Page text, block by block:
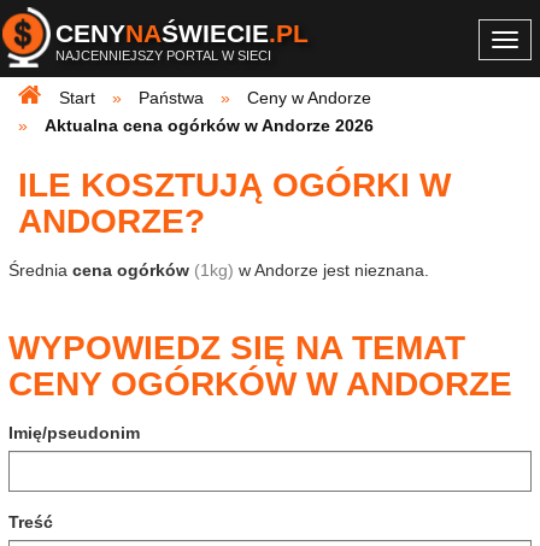
CENYNAŚWIECIE.PL
NAJCENNIEJSZY PORTAL W SIECI
Start
Państwa
Ceny w Andorze
Aktualna cena ogórków w Andorze 2026
ILE KOSZTUJĄ OGÓRKI W
ANDORZE?
Średnia cena ogórków (1kg) w Andorze jest nieznana.
WYPOWIEDZ SIĘ NA TEMAT
CENY OGÓRKÓW W ANDORZE
Imię/pseudonim
Treść